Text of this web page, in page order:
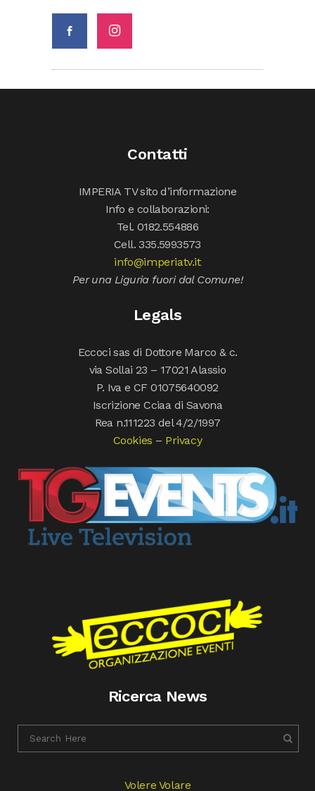
Contatti
IMPERIA TV sito d’informazione
Info e collaborazioni:
Tel. 0182.554886
Cell. 335.5993573
info@imperiatv.it
Per una Liguria fuori dal Comune!
Legals
Eccoci sas di Dottore Marco & c.
via Sollai 23 – 17021 Alassio
P. Iva e CF 01075640092
Iscrizione Cciaa di Savona
Rea n.111223 del 4/2/1997
Cookies – Privacy
Ricerca News
Volere Volare